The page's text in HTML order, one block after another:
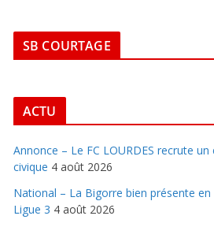
SB COURTAGE
ACTU
Annonce – Le FC LOURDES recrute un
civique 4 août 2026
National – La Bigorre bien présente
Ligue 3 4 août 2026